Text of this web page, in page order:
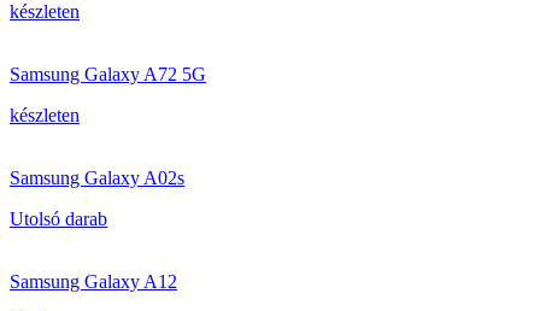
készleten
Samsung Galaxy A72 5G
készleten
Samsung Galaxy A02s
Utolsó darab
Samsung Galaxy A12